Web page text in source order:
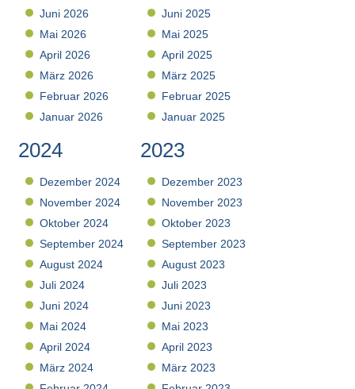
Juni 2026
Mai 2026
April 2026
März 2026
Februar 2026
Januar 2026
Juni 2025
Mai 2025
April 2025
März 2025
Februar 2025
Januar 2025
2024
Dezember 2024
November 2024
Oktober 2024
September 2024
August 2024
Juli 2024
Juni 2024
Mai 2024
April 2024
März 2024
2023
Dezember 2023
November 2023
Oktober 2023
September 2023
August 2023
Juli 2023
Juni 2023
Mai 2023
April 2023
März 2023